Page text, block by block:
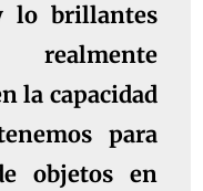
lo brillantes
la capacidad
para
objetos en